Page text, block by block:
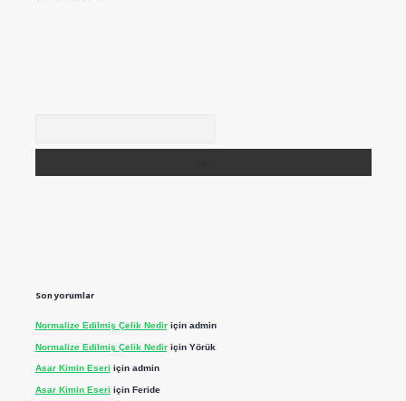
Son yorumlar
Normalize Edilmiş Çelik Nediriçin admin
Normalize Edilmiş Çelik Nediriçin Yörük
Asar Kimin Eseri için admin
Asar Kimin Eseri için Feride